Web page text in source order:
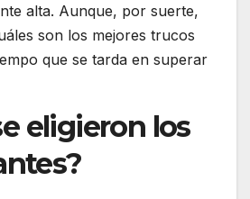
alta. Aunque, por suerte,
son los mejores trucos
que se tarda en superar
eligieron los